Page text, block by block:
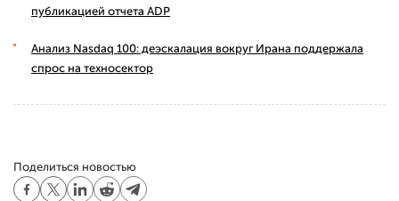
публикацией отчета ADP
Анализ Nasdaq 100: деэскалация вокруг Ирана поддержала
спрос на техносектор
Поделиться новостью